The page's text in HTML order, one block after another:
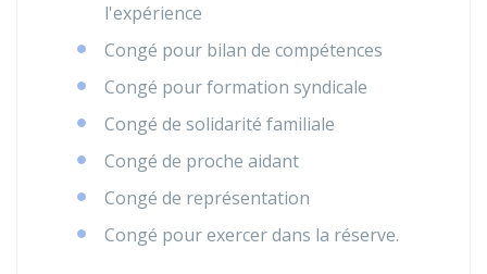
l'expérience
Congé pour bilan de compétences
Congé pour formation syndicale
Congé de solidarité familiale
Congé de proche aidant
Congé de représentation
Congé pour exercer dans la réserve.